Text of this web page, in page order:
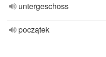
untergeschoss
początek